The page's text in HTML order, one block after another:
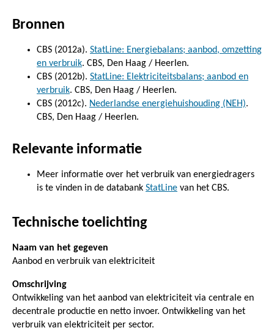
Bronnen
CBS (2012a). StatLine: Energiebalans; aanbod, omzetting
en verbruik. CBS, Den Haag / Heerlen.
CBS (2012b). StatLine: Elektriciteitsbalans; aanbod en
verbruik. CBS, Den Haag / Heerlen.
CBS (2012c). Nederlandse energiehuishouding (NEH).
CBS, Den Haag / Heerlen.
Relevante informatie
Meer informatie over het verbruik van energiedragers
is te vinden in de databank StatLine van het CBS.
Technische toelichting
Naam van het gegeven
Aanbod en verbruik van elektriciteit
Omschrijving
Ontwikkeling van het aanbod van elektriciteit via centrale en
decentrale productie en netto invoer. Ontwikkeling van het
verbruik van elektriciteit per sector.